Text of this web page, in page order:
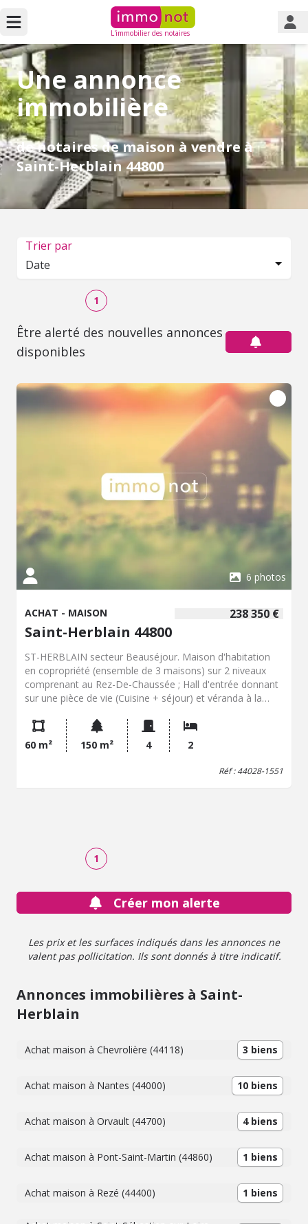
L'immobilier des notaires
Une annonce
immobilière
de notaires de maison à vendre à
Saint-Herblain 44800
Trier par
Date
1
Être alerté des nouvelles annonces
disponibles
6 photos
238 350 €
ACHAT - MAISON
Saint-Herblain 44800
ST-HERBLAIN secteur Beauséjour. Maison d'habitation
en copropriété (ensemble de 3 maisons) sur 2 niveaux
comprenant au Rez-De-Chaussée ; Hall d'entrée donnant
sur une pièce de vie (Cuisine + séjour) et véranda à la
desservant 2 pièces mansardées à usage de chambres.
Salle d'eau avec WC. Chauffage électrique Jardinet. Proche
des commerces et transports. Les informations sur les
risques auxquels ce bien est exposé sont disponibles sur
60 m² 150 m² 4 2
Réf : 44028-1551
1
Créer mon alerte
Les prix et les surfaces indiqués dans les annonces ne
valent pas pollicitation. Ils sont donnés à titre indicatif.
Annonces immobilières à Saint-
Herblain
Achat maison à Chevrolière (44118) 3 biens
Achat maison à Nantes (44000) 10 biens
Achat maison à Orvault (44700) 4 biens
Achat maison à Pont-Saint-Martin (44860) 1 biens
Achat maison à Rezé (44400) 1 biens